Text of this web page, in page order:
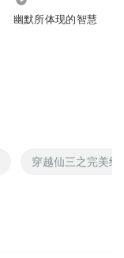
幽默所体现的智慧
穿越仙三之完美结